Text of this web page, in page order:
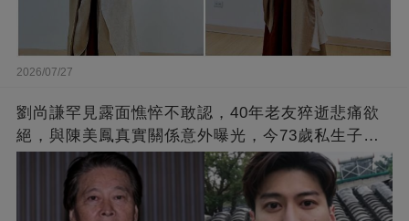
2026/07/27
劉尚謙罕見露面憔悴不敢認，40年老友猝逝悲痛欲
絕，與陳美鳳真實關係意外曝光，今73歲私生子身
份瞞不住